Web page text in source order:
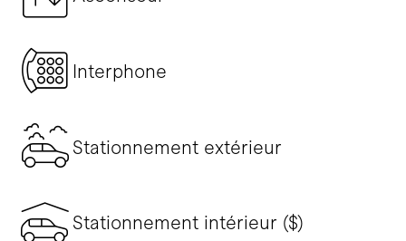
Interphone
Stationnement extérieur
Stationnement intérieur ($)